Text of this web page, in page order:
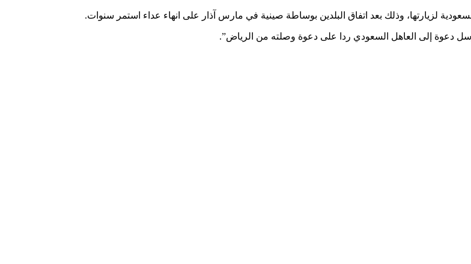
لزيارتها، وذلك بعد اتفاق البلدين بوساطة صينية في مارس آذار على انهاء عداء استمر سنوات.
دعوة إلى العاهل السعودي ردا على دعوة وصلته من الرياض”.